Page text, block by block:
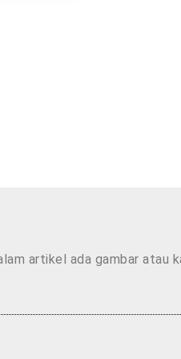
artikel ada gambar atau